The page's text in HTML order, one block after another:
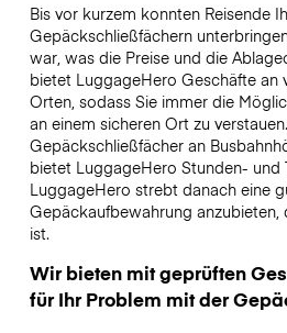
Bis vor kurzem konnten Reisende
Gepäckschließfächern
war, was die Preise und die
bietet LuggageHero Geschäfte an
Orten, sodass Sie immer die
an einem sicheren Ort zu
Gepäckschließfächer an
bietet LuggageHero Stunden- und
LuggageHero strebt danach eine
Gepäckaufbewahrung anzubieten,
ist.
Wir bieten mit geprüften
für Ihr Problem mit der